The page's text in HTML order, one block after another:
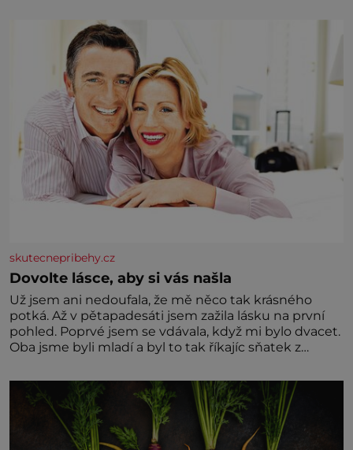
skutecnepribehy.cz
Dovolte lásce, aby si vás našla
Už jsem ani nedoufala, že mě něco tak krásného
potká. Až v pětapadesáti jsem zažila lásku na první
pohled. Poprvé jsem se vdávala, když mi bylo dvacet.
Oba jsme byli mladí a byl to tak říkajíc sňatek z
zaopatřený mladý muž. Manželství nám oběma moc
nesvědčilo, brzy jsme zjistili, že